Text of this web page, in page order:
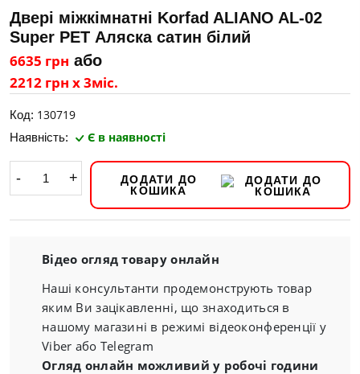
Двері міжкімнатні Korfad ALIANO AL-02
Super PET Аляска сатин білий
6635 грн або
2212 грн х 3міс.
Код: 130719
Наявність: Є в наявності
- +
ДОДАТИ ДО
КОШИКА
Відео огляд товару онлайн
Наші консультанти продемонструють товар
яким Ви зацікавленні, що знаходиться в
нашому магазині в режимі відеоконференції у
Viber або Telegram
Огляд онлайн можливий у робочі години